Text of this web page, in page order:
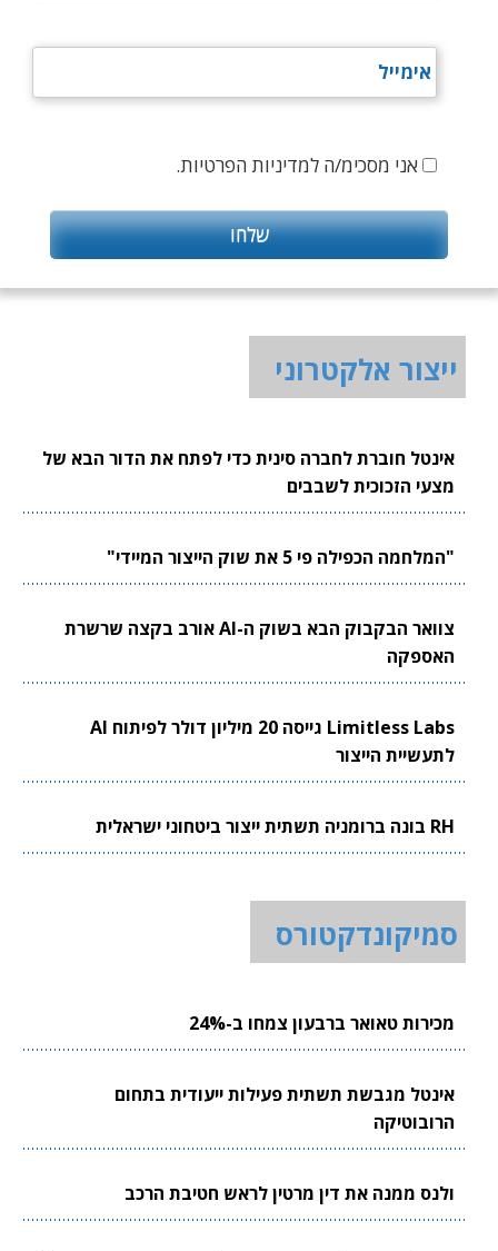
אני מסכימ/ה למדיניות הפרטיות.
ייצור אלקטרוני
אינטל חוברת לחברה סינית כדי לפתח את הדור הבא של
מצעי הזכוכית לשבבים
"המלחמה הכפילה פי 5 את שוק הייצור המיידי"
צוואר הבקבוק הבא בשוק ה-AI אורב בקצה שרשרת
האספקה
Limitless Labs גייסה 20 מיליון דולר לפיתוח AI
לתעשיית הייצור
RH בונה ברומניה תשתית ייצור ביטחוני ישראלית
סמיקונדקטורס
מכירות טאואר ברבעון צמחו ב-24%
אינטל מגבשת תשתית פעילות ייעודית בתחום
הרובוטיקה
ולנס ממנה את דין מרטין לראש חטיבת הרכב